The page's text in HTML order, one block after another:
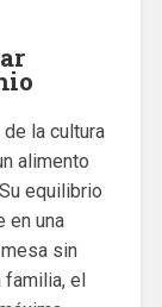
la cultura
alimento
equilibrio
en una
sin
el